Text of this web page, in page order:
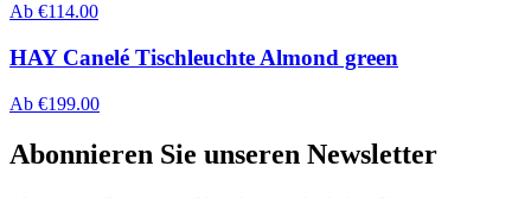
Ab €114.00
HAY Canelé Tischleuchte Almond green
Ab €199.00
Abonnieren Sie unseren Newsletter